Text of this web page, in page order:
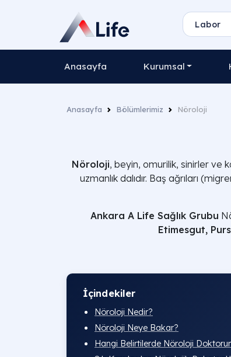
Anasayfa Kurumsal
Anasayfa Bölümlerimiz Nöroloji
Nöroloji, beyin, omurilik, sinirler ve
uzmanlık dalıdır. Baş ağrıları
Ankara A Life Sağlık Grubu
Etimesgut,
İçindekiler
Nöroloji Nedir?
Nöroloji Neye Bakar?
Hangi Belirtilerde Nöroloji